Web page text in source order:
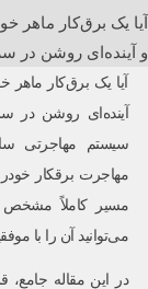
آیا یک برق‌کار ماهر
و آینده‌ای روشن در سر
آیا یک برق‌کار ماهر
آینده‌ای روشن در
سیستم مهاجرتی
مهاجرت برقکار
مسیر کاملاً مشخص
می‌توانید آن را با
در این مقاله